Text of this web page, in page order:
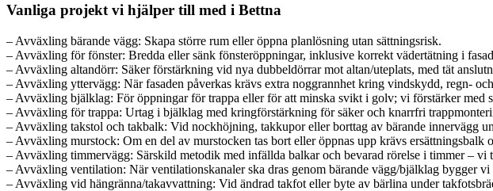
Vanliga projekt vi hjälper till med i Bettna
– Avväxling bärande vägg: Skapa större rum eller öppna planlösning utan sättningsrisk.
– Avväxling för fönster: Bredda eller sänk fönsteröppningar, inklusive korrekt vädertätning i
– Avväxling altandörr: Säker förstärkning vid nya dubbeldörrar mot altan/uteplats, med tät
– Avväxling yttervägg: När fasaden påverkas krävs extra noggrannhet kring vindskydd, regn-
– Avväxling bjälklag: För öppningar för trappa eller för att minska svikt i golv; vi förstärker med
– Avväxling för trappa: Urtag i bjälklag med kringförstärkning för säker och knarrfri
– Avväxling takstol och takbalk: Vid nockhöjning, takkupor eller borttag av bärande innervägg
– Avväxling murstock: Om en del av murstocken tas bort eller öppnas upp krävs ersättningsbalk
– Avväxling timmervägg: Särskild metodik med infällda balkar och bevarad rörelse i timmer –
– Avväxling ventilation: När ventilationskanaler ska dras genom bärande vägg/bjälklag bygger
– Avväxling vid hängränna/takavvattning: Vid ändrad takfot eller byte av bärlina under